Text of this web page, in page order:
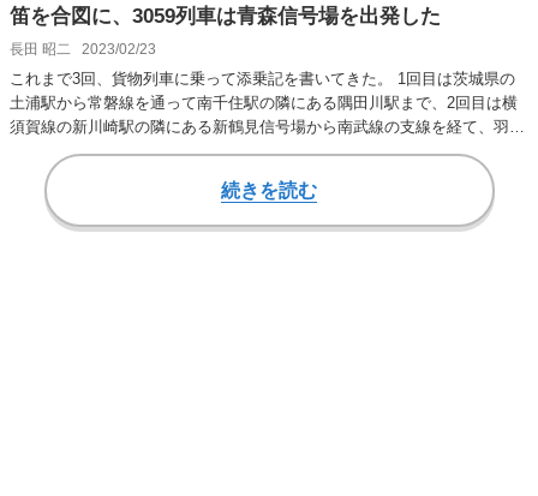
笛を合図に、3059列車は青森信号場を出発した
長田 昭二 2023/02/23
これまで3回、貨物列車に乗って添乗記を書いてきた。 1回目は茨城県の
土浦駅から常磐線を通って南千住駅の隣にある隅田川駅まで、2回目は横
須賀線の新川崎駅の隣にある新鶴見信号場から南武線の支線を経て、羽田
空港の下に掘ら…
続きを読む